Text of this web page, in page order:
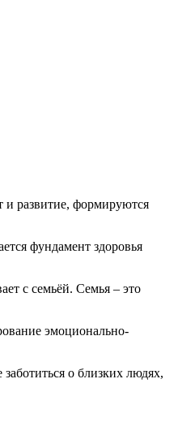
и развитие, формируются
фундамент здоровья
с семьёй. Семья – это
эмоционально-
о близких людях,